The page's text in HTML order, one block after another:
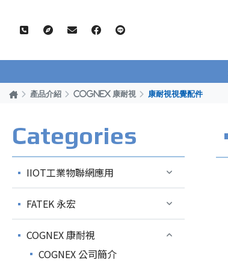
產品介紹 COGNEX 康耐視 康耐視視覺配件
Categories
IIOT工業物聯網應用
FATEK 永宏
COGNEX 康耐視
COGNEX 公司簡介